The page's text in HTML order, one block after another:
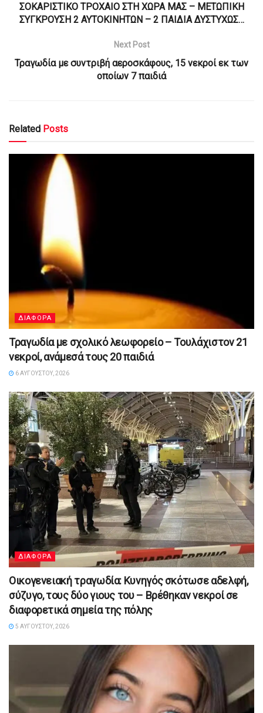
ΣΟΚΑΡΙΣΤΙΚΟ ΤΡΟΧΑΙΟ ΣΤΗ ΧΩΡΑ ΜΑΣ – ΜΕΤΩΠΙΚΗ
ΣΥΓΚΡΟΥΣΗ 2 ΑΥΤΟΚΙΝΗΤΩΝ – 2 ΠΑΙΔΙΑ ΔΥΣΤΥΧΩΣ…
Next Post
Τραγωδία με συντριβή αεροσκάφους, 15 νεκροί εκ των
οποίων 7 παιδιά
Related Posts
ΔΙΑΦΟΡΑ
Τραγωδία με σχολικό λεωφορείο – Τουλάχιστον 21
νεκροί, ανάμεσά τους 20 παιδιά
6 ΑΥΓΟΎΣΤΟΥ, 2026
ΔΙΑΦΟΡΑ
Οικογενειακή τραγωδία: Κυνηγός σκότωσε αδελφή,
σύζυγο, τους δύο γιους του – Βρέθηκαν νεκροί σε
διαφορετικά σημεία της πόλης
5 ΑΥΓΟΎΣΤΟΥ, 2026